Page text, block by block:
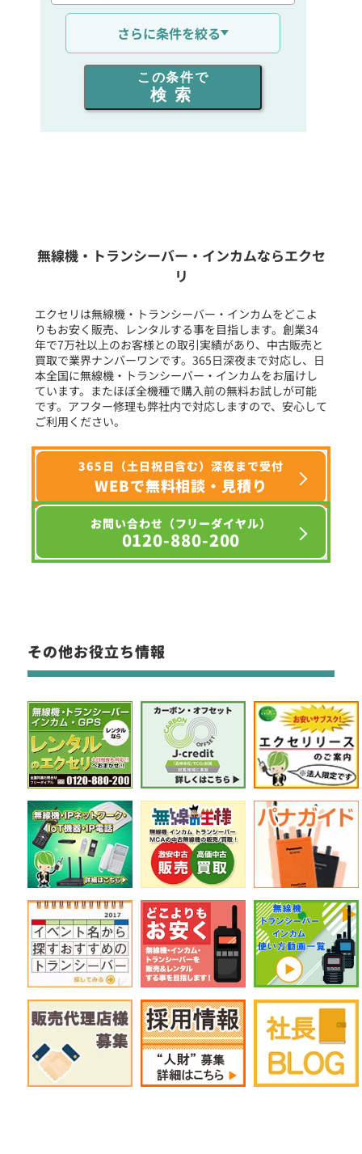
通信距離を選ぶ
出力を選ぶ
同時通話人数を選ぶ
フリーワード入力(製品名等)
選択条件をリセット
さらに条件を絞る
この条件で
検索
無線機・トランシーバー・インカムならエクセ
リ
エクセリは無線機・トランシーバー・インカムをどこよ
りもお安く販売、レンタルする事を目指します。創業34
年で7万社以上のお客様との取引実績があり、中古販売と
買取で業界ナンバーワンです。365日深夜まで対応し、日
本全国に無線機・トランシーバー・インカムをお届けし
ています。またほぼ全機種で購入前の無料お試しが可能
です。アフター修理も弊社内で対応しますので、安心して
ご利用ください。
365日（土日祝日含む）深夜まで受付
WEBで無料相談・見積り
お問い合わせ（フリーダイヤル）
0120-880-200
その他お役立ち情報